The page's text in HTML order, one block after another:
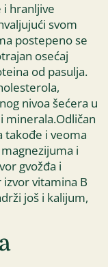
i hranljive
svom
postepeno se
osećaj
od pasulja.
nivoa šećera u
minerala.Odličan
takođe i veoma
i
gvožđa i
vitamina B
još i kalijum,